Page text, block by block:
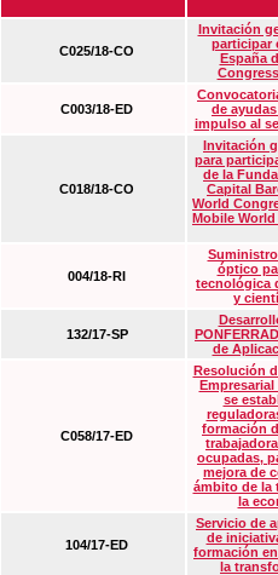
C025/18-CO
Invitación
participar
España
C003/18-ED
de
impulso al
C018/18-CO
Invitación
para
de la
Capital
World
Mobile
004/18-RI
óptico
tecnológica
y
132/17-SP
de
C058/17-ED
Resolución
Empresarial
se
formación
ocupadas,
mejora de
ámbito de la
la
104/17-ED
Servicio de
de
formación
la